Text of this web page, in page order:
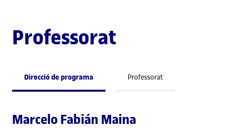
Professorat
Direcció de programa Professorat
Marcelo Fabián Maina